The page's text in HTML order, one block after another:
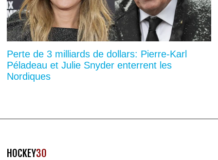
Perte de 3 milliards de dollars: Pierre-Karl
Péladeau et Julie Snyder enterrent les
Nordiques
HOCKEY30